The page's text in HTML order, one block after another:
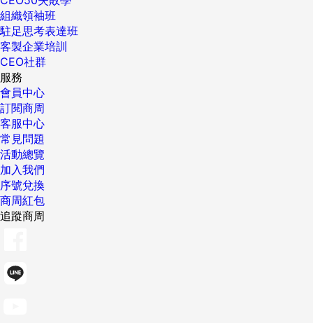
組織領袖班
駐足思考表達班
客製企業培訓
CEO社群
服務
會員中心
訂閱商周
客服中心
常見問題
活動總覽
加入我們
序號兌換
商周紅包
追蹤商周